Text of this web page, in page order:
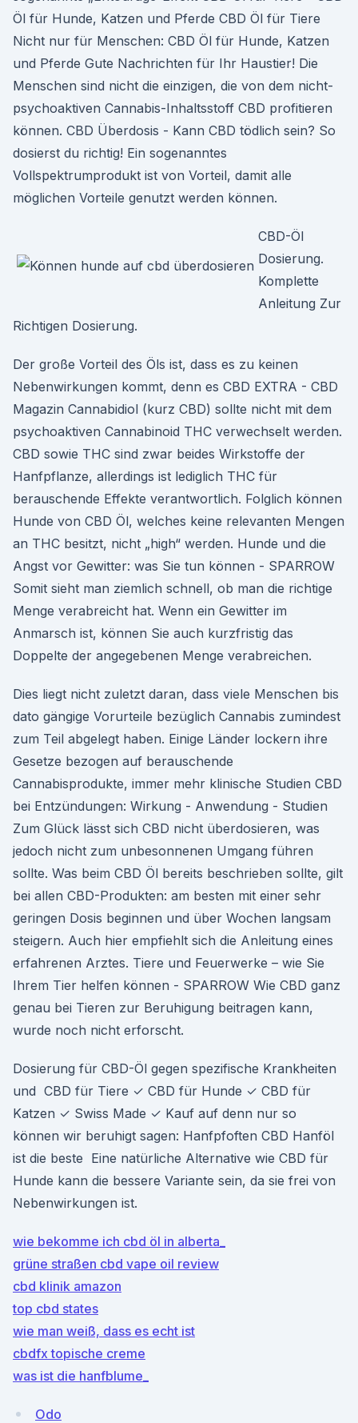
Öl für Hunde, Katzen und Pferde CBD Öl für Tiere
Nicht nur für Menschen: CBD Öl für Hunde, Katzen
und Pferde Gute Nachrichten für Ihr Haustier! Die
Menschen sind nicht die einzigen, die von dem nicht-
psychoaktiven Cannabis-Inhaltsstoff CBD profitieren
können. CBD Überdosis - Kann CBD tödlich sein? So
dosierst du richtig! Ein sogenanntes
Vollspektrumprodukt ist von Vorteil, damit alle
möglichen Vorteile genutzt werden können.
CBD-Öl
Dosierung.
Komplette
Anleitung Zur
Richtigen Dosierung.
Der große Vorteil des Öls ist, dass es zu keinen
Nebenwirkungen kommt, denn es CBD EXTRA - CBD
Magazin Cannabidiol (kurz CBD) sollte nicht mit dem
psychoaktiven Cannabinoid THC verwechselt werden.
CBD sowie THC sind zwar beides Wirkstoffe der
Hanfpflanze, allerdings ist lediglich THC für
berauschende Effekte verantwortlich. Folglich können
Hunde von CBD Öl, welches keine relevanten Mengen
an THC besitzt, nicht „high“ werden. Hunde und die
Angst vor Gewitter: was Sie tun können - SPARROW
Somit sieht man ziemlich schnell, ob man die richtige
Menge verabreicht hat. Wenn ein Gewitter im
Anmarsch ist, können Sie auch kurzfristig das
Doppelte der angegebenen Menge verabreichen.
Dies liegt nicht zuletzt daran, dass viele Menschen bis
dato gängige Vorurteile bezüglich Cannabis zumindest
zum Teil abgelegt haben. Einige Länder lockern ihre
Gesetze bezogen auf berauschende
Cannabisprodukte, immer mehr klinische Studien CBD
bei Entzündungen: Wirkung - Anwendung - Studien
Zum Glück lässt sich CBD nicht überdosieren, was
jedoch nicht zum unbesonnenen Umgang führen
sollte. Was beim CBD Öl bereits beschrieben sollte, gilt
bei allen CBD-Produkten: am besten mit einer sehr
geringen Dosis beginnen und über Wochen langsam
steigern. Auch hier empfiehlt sich die Anleitung eines
erfahrenen Arztes. Tiere und Feuerwerke – wie Sie
Ihrem Tier helfen können - SPARROW Wie CBD ganz
genau bei Tieren zur Beruhigung beitragen kann,
wurde noch nicht erforscht.
Dosierung für CBD-Öl gegen spezifische Krankheiten
und CBD für Tiere ✓ CBD für Hunde ✓ CBD für
Katzen ✓ Swiss Made ✓ Kauf auf denn nur so
können wir beruhigt sagen: Hanfpfoften CBD Hanföl
ist die beste Eine natürliche Alternative wie CBD für
Hunde kann die bessere Variante sein, da sie frei von
Nebenwirkungen ist.
wie bekomme ich cbd öl in alberta_
grüne straßen cbd vape oil review
cbd klinik amazon
top cbd states
wie man weiß, dass es echt ist
cbdfx topische creme
was ist die hanfblume_
Odo